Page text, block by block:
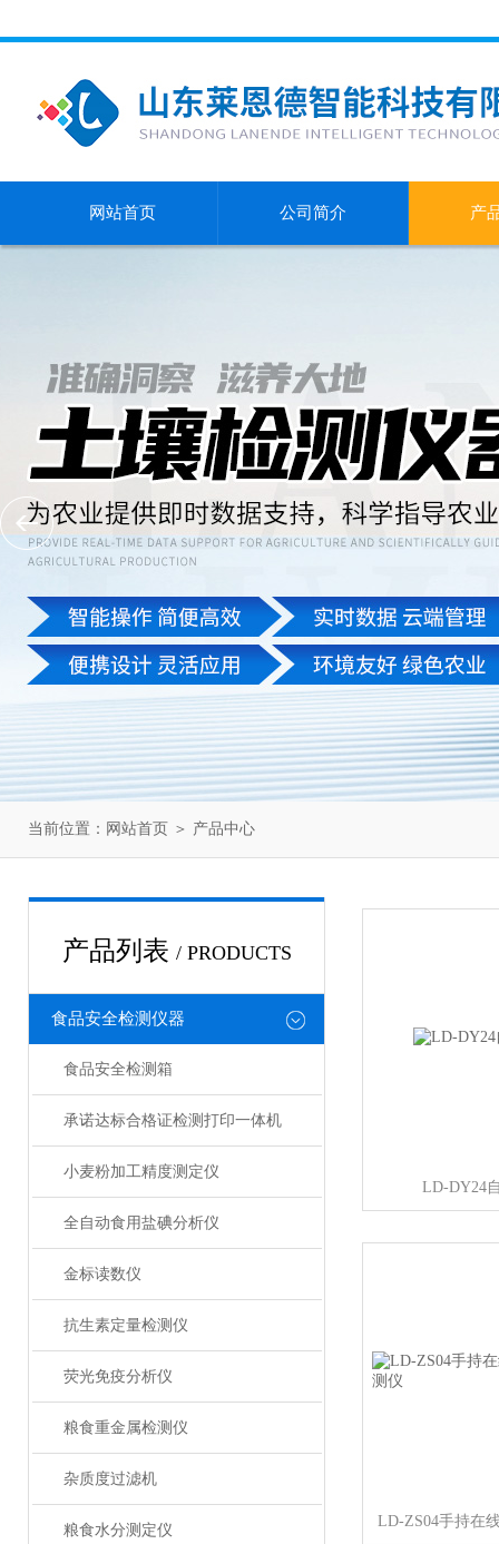
网站首页 公司简介 产
当前位置： 网站首页 ＞ 产品中心
产品列表 / PRODUCTS
食品安全检测仪器
食品安全检测箱
承诺达标合格证检测打印一体机
小麦粉加工精度测定仪
全自动食用盐碘分析仪
金标读数仪
抗生素定量检测仪
荧光免疫分析仪
粮食重金属检测仪
杂质度过滤机
粮食水分测定仪
LD-DY24